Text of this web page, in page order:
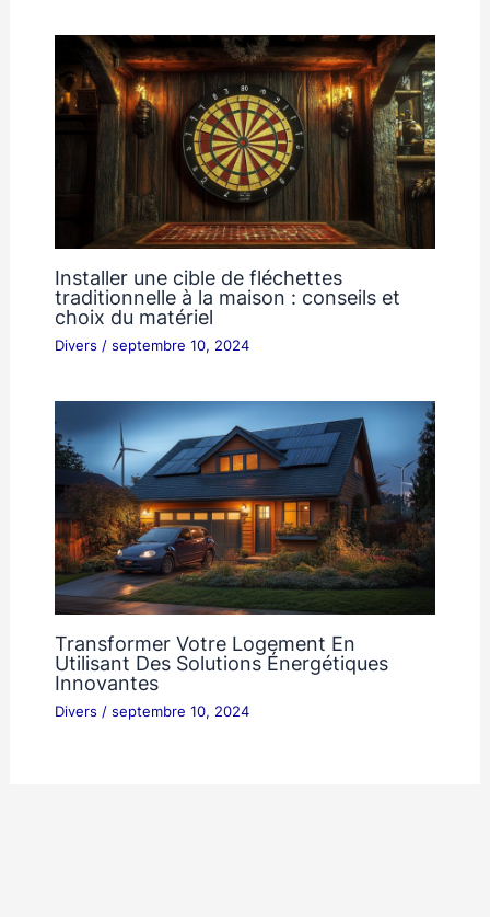
Installer une cible de fléchettes
traditionnelle à la maison : conseils et
choix du matériel
Divers / septembre 10, 2024
Transformer Votre Logement En
Utilisant Des Solutions Énergétiques
Innovantes
Divers / septembre 10, 2024